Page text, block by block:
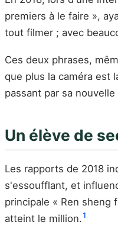
premiers à le faire »,
tout filmer ; avec
Ces deux phrases,
que plus la caméra est
passant par sa
Un élève de
Les rapports de 2018
s'essoufflant, et
principale « Ren sheng
atteint le million.1